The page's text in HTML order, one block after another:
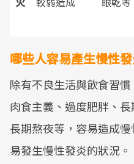
哪些人容易產生慢性發
除有不良生活與飲食習
肉食主義、過度肥胖、
長期熬夜等，容易造成
易發生慢性發炎的狀況。